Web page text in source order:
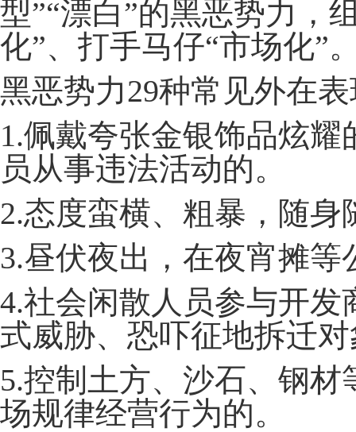
型”“漂白”的黑恶势力，
化”、打手马仔“市场化”
黑恶势力29种常见外在
1.佩戴夸张金银饰品炫
员从事违法活动的。
2.态度蛮横、粗暴，随
3.昼伏夜出，在夜宵摊
4.社会闲散人员参与开
式威胁、恐吓征地拆迁
5.控制土方、沙石、钢
场规律经营行为的。